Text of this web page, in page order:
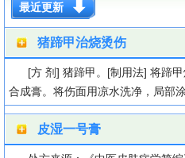
最近更新
猪蹄甲治烧烫伤
[方 剂] 猪蹄甲。[制用法] 将蹄
合成膏。将伤面用凉水洗净，局部
皮湿一号膏